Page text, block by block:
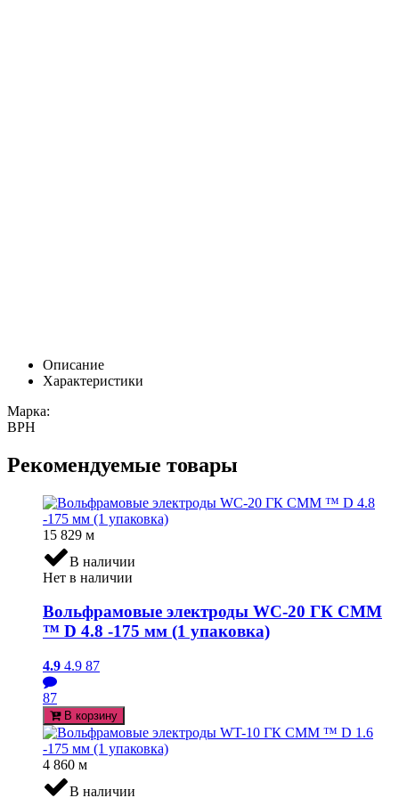
Описание
Характеристики
Марка:
ВРН
Рекомендуемые товары
15 829 м
В наличии
Нет в наличии
Вольфрамовые электроды WC-20 ГК СММ
™ D 4.8 -175 мм (1 упаковка)
4.9 4.9 87
87
В корзину
4 860 м
В наличии